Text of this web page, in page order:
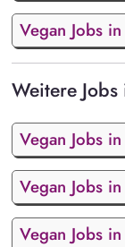
Vegan Jobs
Weitere
Vegan Jobs
Vegan Jobs
Vegan Jobs